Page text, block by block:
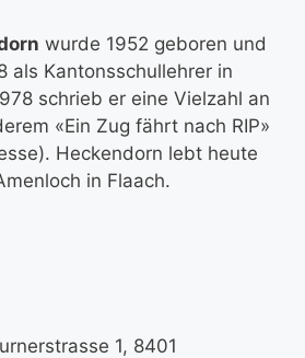
wurde 1952 geboren und
als Kantonsschullehrer in
schrieb er eine Vielzahl an
«Ein Zug fährt nach RIP»
Heckendorn lebt heute
in Flaach.
1, 8401